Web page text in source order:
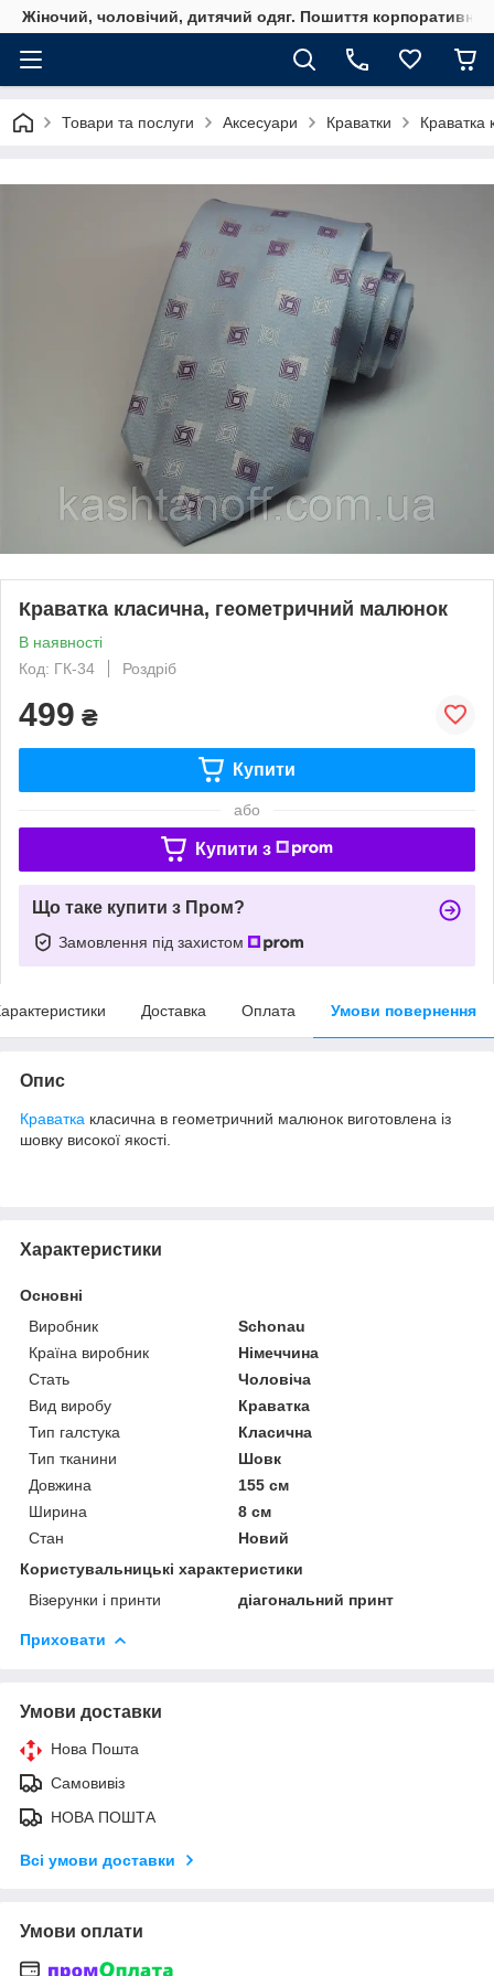
Жіночий, чоловічий, дитячий одяг. Пошиття
Товари та послуги Аксесуари Краватки Краватка
Краватка класична, геометричний малюнок
В наявності
Код: ГК-34
Роздріб
499 ₴
Купити
або
Купити з
Що таке купити з Пром?
Замовлення під захистом
Доставка Оплата Умови повернення
Опис
Краватка класична в геометричний малюнок виготовлена із
шовку високої якості.
Характеристики
Основні
Виробник
Schonau
Країна виробник
Німеччина
Стать
Чоловіча
Вид виробу
Краватка
Тип галстука
Класична
Тип тканини
Шовк
Довжина
155 см
Ширина
8 см
Стан
Новий
Користувальницькі характеристики
Візерунки і принти
діагональний принт
Приховати
Умови доставки
Нова Пошта
Самовивіз
НОВА ПОШТА
Всі умови доставки
Умови оплати